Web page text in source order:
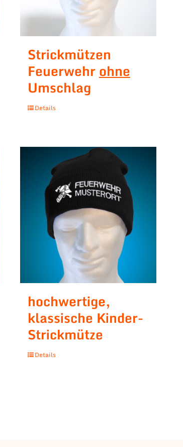
Strickmützen
Feuerwehrohne
Umschlag
Details
hochwertige,
klassische Kinder-
Strickmütze
Details